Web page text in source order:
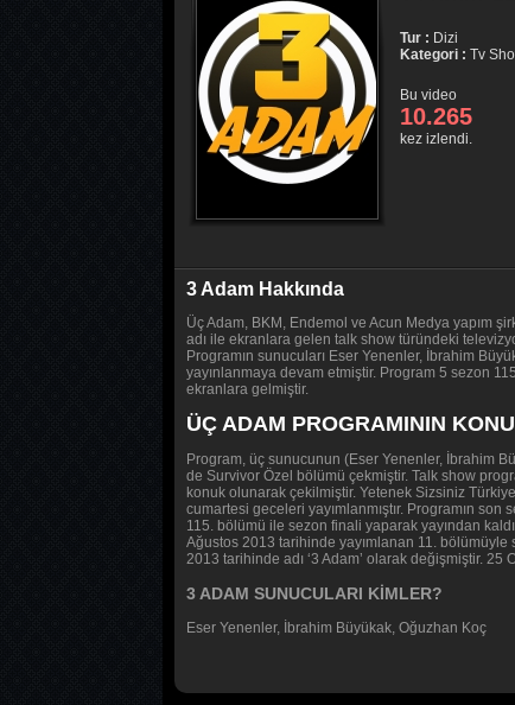
Tur : Dizi
Kategori : Tv
Bu video
10.265
kez izlendi.
3 Adam Hakkında
Üç Adam, BKM, Endemol ve Acun Medya yapım
adı ile ekranlara gelen talk show türündeki
Programın sunucuları Eser Yenenler, İbrahim
yayınlanmaya devam etmiştir. Program 5 sezon
ekranlara gelmiştir.
ÜÇ ADAM PROGRAMININ
Program, üç sunucunun (Eser Yenenler, İbrahim
de Survivor Özel bölümü çekmiştir. Talk show
konuk olunarak çekilmiştir. Yetenek Sizsiniz
cumartesi geceleri yayımlanmıştır. Programın
115. bölümü ile sezon finali yaparak yayından
Ağustos 2013 tarihinde yayımlanan 11. bölümüyle
2013 tarihinde adı ‘3 Adam’ olarak değişmiştir. 25
3 ADAM SUNUCULARI KİMLER?
Eser Yenenler, İbrahim Büyükak, Oğuzhan Koç